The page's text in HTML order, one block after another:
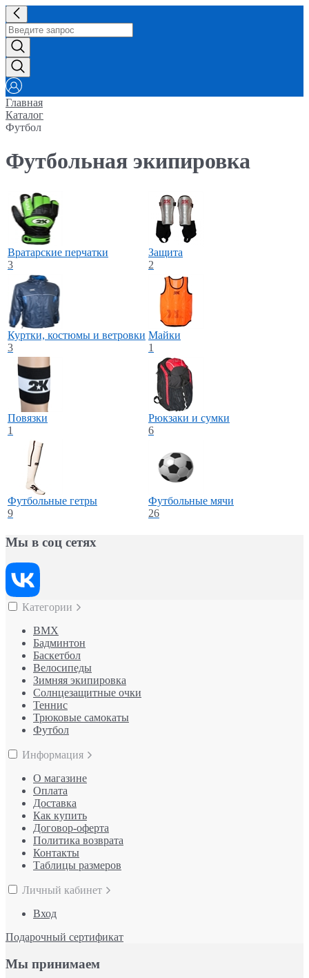
Главная
Каталог
Футбол
Футбольная экипировка
Вратарские перчатки
3
Защита
2
Куртки, костюмы и ветровки
3
Майки
1
Повязки
1
Рюкзаки и сумки
6
Футбольные гетры
9
Футбольные мячи
26
Мы в соц сетях
Категории
BMX
Бадминтон
Баскетбол
Велосипеды
Зимняя экипировка
Солнцезащитные очки
Теннис
Трюковые самокаты
Футбол
Информация
О магазине
Оплата
Доставка
Как купить
Договор-оферта
Политика возврата
Контакты
Таблицы размеров
Личный кабинет
Вход
Подарочный сертификат
Мы принимаем